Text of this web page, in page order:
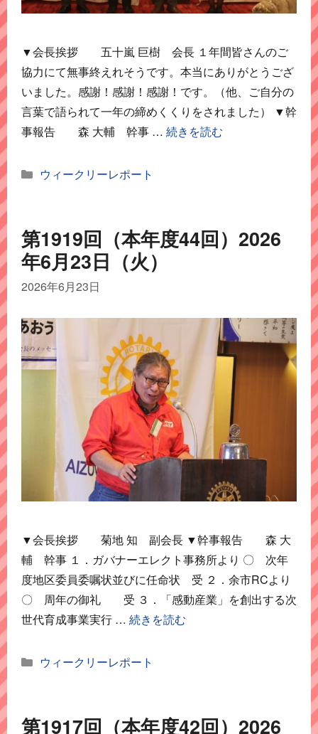
▼会長挨拶 五十嵐 巨樹 会長 １年間皆さんのご
協力にて無事終えれそうです。本当にありがとうござ
いました。感謝！感謝！感謝！です。（他、ご自分の
言葉で語られて一年の締めくくりをされました） ▼幹
事報告 森 大輔 幹事 … 続きを読む
カ
ー
ウィークリーレポート
第1919回（本年度44回）2026
年6月23日（火）
2026年6月23日
▼会長挨拶 菊地 知 副会長 ▼幹事報告 森 大
輔 幹事 １．ガバナーエレクト事務所より 〇 次年
度地区委員委嘱状並びに任命状 受 ２．余市RCより
〇 周年の御礼 受 ３．「感動産業」を創出する次
世代育成事業実行 … 続きを読む
カ
ー
ウィークリーレポート
第1917回（本年度42回）2026